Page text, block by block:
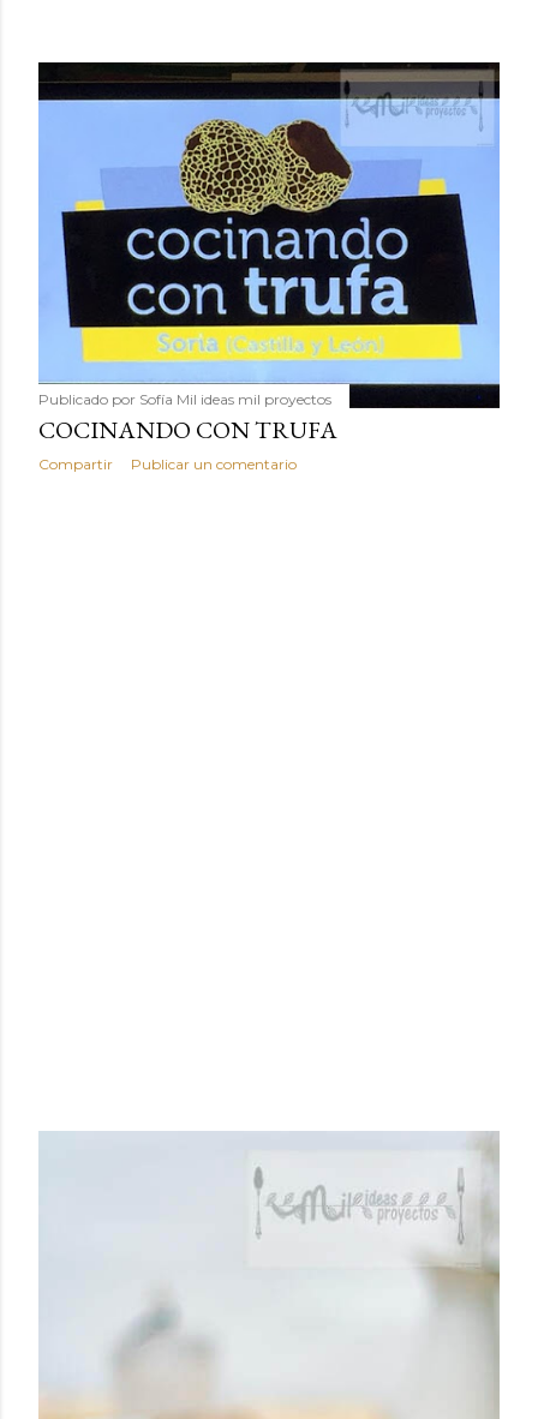
sabroso, con ese toque tostado y crujiente que tanto nos
satisface. Estas alubias crujientes al horno van a cambiar
por completo tu forma de ver las legumbres. Olvídate de
asociar las alubias únicamente a los guisos tradicionales y
copiosos de invierno. Con esta receta simple pero
revolucionaria, transformaremos un ingrediente tan
humilde como la alubia de La Bañeza en un snack ligero,
dorado, cargado de proteína y 100% natural. Es el
sustituto perfecto a los frutos se...
Publicado por Sofía Mil ideas mil proyectos
COCINANDO CON TRUFA
Compartir Publicar un comentario